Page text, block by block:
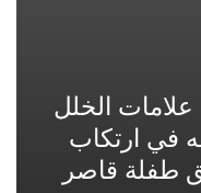
الخلل
في ارتكاب
طفلة قاصر